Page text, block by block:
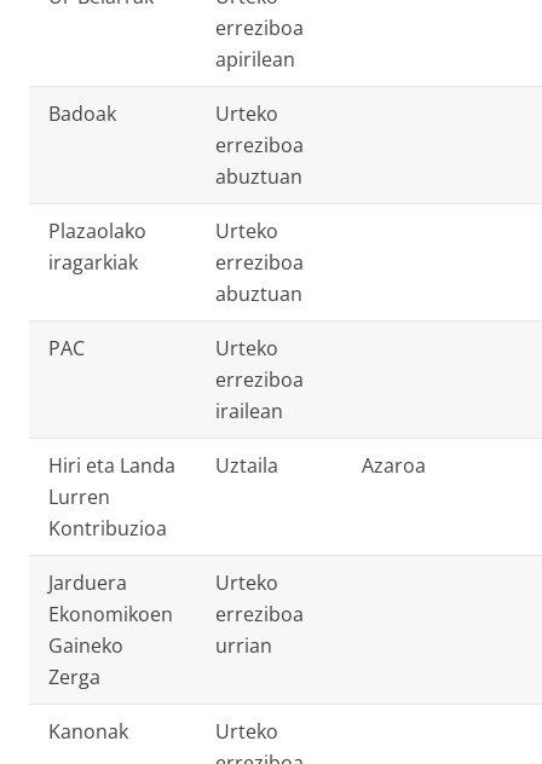
erreziboa
apirilean
Badoak
Urteko
erreziboa
abuztuan
Plazaolako
iragarkiak
Urteko
erreziboa
abuztuan
PAC
Urteko
erreziboa
irailean
Hiri eta Landa
Lurren
Kontribuzioa
Uztaila Azaroa
Jarduera
Ekonomikoen
Gaineko
Zerga
Urteko
erreziboa
urrian
Kanonak
Urteko